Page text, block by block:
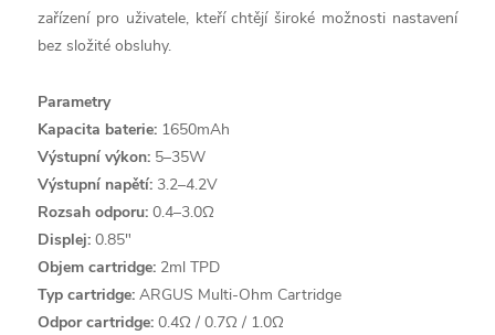
zařízení pro uživatele, kteří chtějí široké možnosti nastavení
bez složité obsluhy.
Parametry
Kapacita baterie: 1650mAh
Výstupní výkon: 5–35W
Výstupní napětí: 3.2–4.2V
Rozsah odporu: 0.4–3.0Ω
Displej: 0.85"
Objem cartridge: 2ml TPD
Typ cartridge: ARGUS Multi-Ohm Cartridge
Odpor cartridge: 0.4Ω / 0.7Ω / 1.0Ω